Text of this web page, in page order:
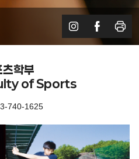
학부
of Sports
740-1625